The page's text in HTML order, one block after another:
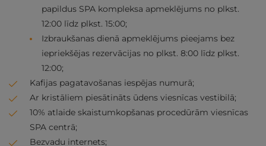
papildus SPA kompleksa apmeklējums no plkst.
12:00 līdz plkst. 15:00;
Izbraukšanas dienā apmeklējums pieejams bez
iepriekšējas rezervācijas no plkst. 8:00 līdz plkst.
12:00;
Kafijas pagatavošanas iespējas numurā;
Ar kristāliem piesātināts ūdens viesnīcas vestibilā;
10% atlaide skaistumkopšanas procedūrām viesnīcas
SPA centrā;
Bezvadu internets;